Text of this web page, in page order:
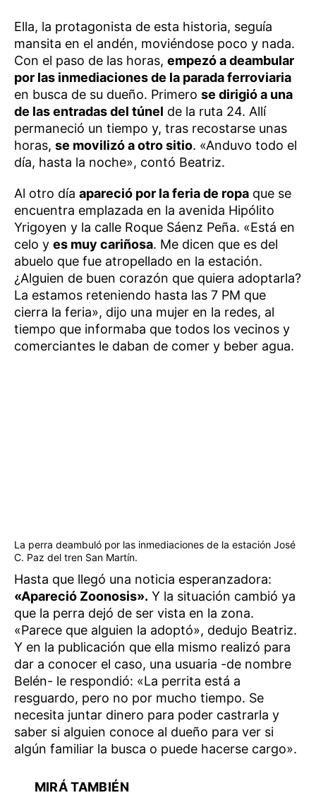
Ella, la protagonista de esta historia, seguía
mansita en el andén, moviéndose poco y nada.
Con el paso de las horas, empezó a deambular
por las inmediaciones de la parada ferroviaria
en busca de su dueño. Primero se dirigió a una
de las entradas del túnel de la ruta 24. Allí
permaneció un tiempo y, tras recostarse unas
horas, se movilizó a otro sitio. «Anduvo todo el
día, hasta la noche», contó Beatriz.
Al otro día apareció por la feria de ropa que se
encuentra emplazada en la avenida Hipólito
Yrigoyen y la calle Roque Sáenz Peña. «Está en
celo y es muy cariñosa. Me dicen que es del
abuelo que fue atropellado en la estación.
¿Alguien de buen corazón que quiera adoptarla?
La estamos reteniendo hasta las 7 PM que
cierra la feria», dijo una mujer en la redes, al
tiempo que informaba que todos los vecinos y
comerciantes le daban de comer y beber agua.
La perra deambuló por las inmediaciones de la estación José
C. Paz del tren San Martín.
Hasta que llegó una noticia esperanzadora:
«Apareció Zoonosis». Y la situación cambió ya
que la perra dejó de ser vista en la zona.
«Parece que alguien la adoptó», dedujo Beatriz.
Y en la publicación que ella mismo realizó para
dar a conocer el caso, una usuaria -de nombre
Belén- le respondió: «La perrita está a
resguardo, pero no por mucho tiempo. Se
necesita juntar dinero para poder castrarla y
saber si alguien conoce al dueño para ver si
algún familiar la busca o puede hacerse cargo».